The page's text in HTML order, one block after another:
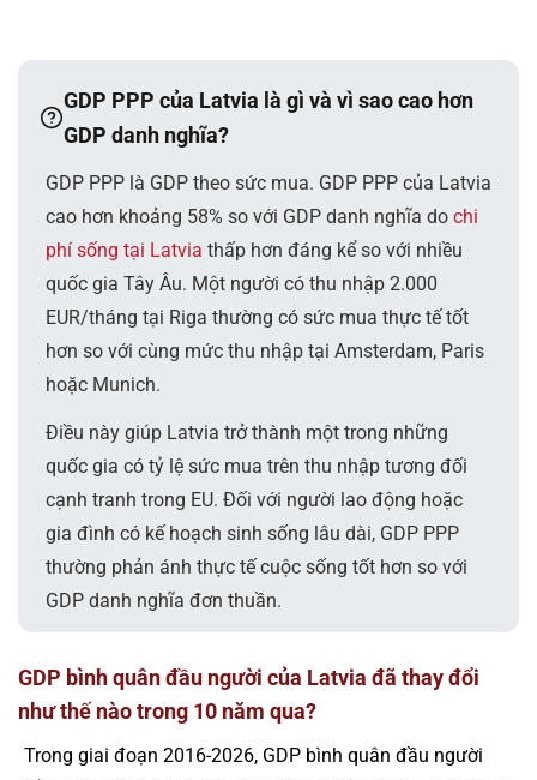
GDP PPP của Latvia là gì và vì sao cao hơn
GDP danh nghĩa?
GDP PPP là GDP theo sức mua. GDP PPP của Latvia
cao hơn khoảng 58% so với GDP danh nghĩa do chi
phí sống tại Latvia thấp hơn đáng kể so với nhiều
quốc gia Tây Âu. Một người có thu nhập 2.000
EUR/tháng tại Riga thường có sức mua thực tế tốt
hơn so với cùng mức thu nhập tại Amsterdam, Paris
hoặc Munich.
Điều này giúp Latvia trở thành một trong những
quốc gia có tỷ lệ sức mua trên thu nhập tương đối
cạnh tranh trong EU. Đối với người lao động hoặc
gia đình có kế hoạch sinh sống lâu dài, GDP PPP
thường phản ánh thực tế cuộc sống tốt hơn so với
GDP danh nghĩa đơn thuần.
GDP bình quân đầu người của Latvia đã thay đổi
như thế nào trong 10 năm qua?
Trong giai đoạn 2016-2026, GDP bình quân đầu người